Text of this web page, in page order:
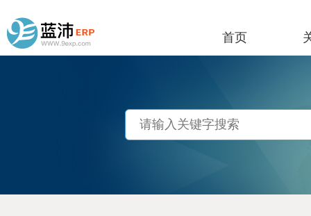
首页